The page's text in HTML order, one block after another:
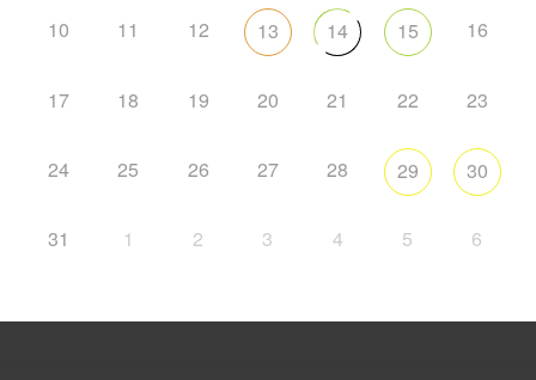
10 11 12 13 14 15 16
17 18 19 20 21 22 23
24 25 26 27 28 29 30
31 1 2 3 4 5 6